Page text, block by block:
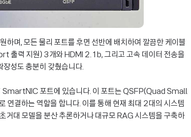
하며, 모든 물리 포트를 후면 선반에 배치하여 깔끔한 케이블
출력 지원) 3개와 HDMI 2.1b, 그리고 고속 데이터 전송을
성도 충분히 갖췄습니다.
포트에 있습니다. 이 포트는 QSFP(Quad Small
하는 역할을 합니다. 이를 통해 현재 최대 2대의 시스템
대 모델을 분산 추론하거나 대규모 RAG 시스템을 구축하